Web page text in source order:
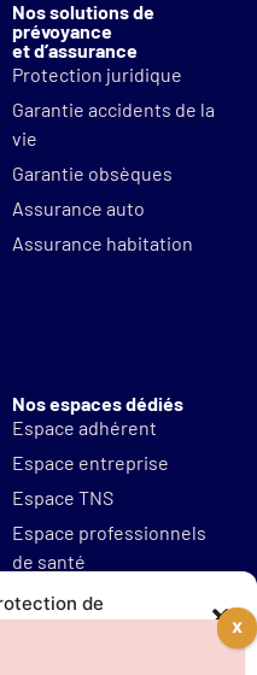
de
Nos solutions de
prévoyance
et d’assurance
Protection juridique
Garantie accidents de la
vie
Garantie obsèques
Assurance auto
Assurance habitation
Nos espaces dédiés
Espace adhérent
Espace entreprise
Espace TNS
Espace professionnels
de santé
Mentions légales
Protections des données